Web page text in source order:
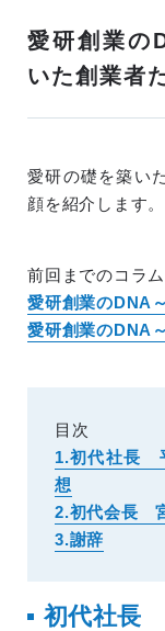
愛研創業の
いた創業者
愛研の礎を築い
顔を紹介します。
前回までのコラ
愛研創業のDNA
愛研創業のDNA
目次
1.初代社長
想
2.初代会長
3.謝辞
初代社長